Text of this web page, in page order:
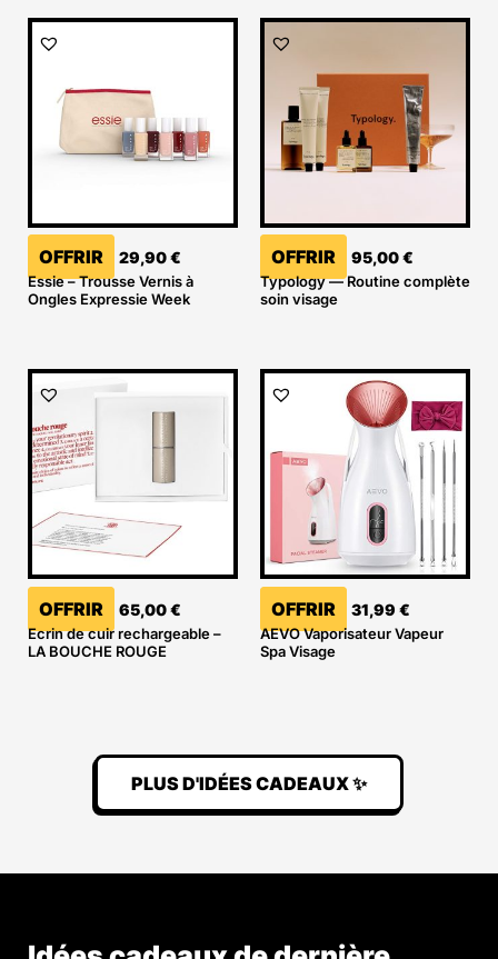
OFFRIR 29,90€
Essie – Trousse Vernis à
Ongles Expressie Week
OFFRIR 95,00€
Typology — Routine complète
soin visage
OFFRIR 65,00€
Ecrin de cuir rechargeable –
LA BOUCHE ROUGE
OFFRIR 31,99 €
AEVO Vaporisateur Vapeur
Spa Visage
PLUS D'IDÉES CADEAUX ✨